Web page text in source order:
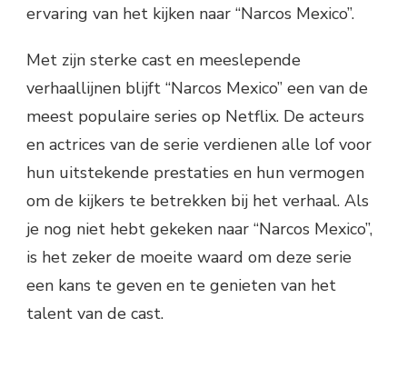
ervaring van het kijken naar “Narcos Mexico”.
Met zijn sterke cast en meeslepende
verhaallijnen blijft “Narcos Mexico” een van de
meest populaire series op Netflix. De acteurs
en actrices van de serie verdienen alle lof voor
hun uitstekende prestaties en hun vermogen
om de kijkers te betrekken bij het verhaal. Als
je nog niet hebt gekeken naar “Narcos Mexico”,
is het zeker de moeite waard om deze serie
een kans te geven en te genieten van het
talent van de cast.